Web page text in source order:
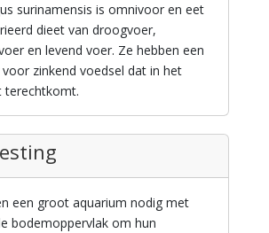
surinamensis is omnivoor en eet
dieet van droogvoer,
en levend voer. Ze hebben een
zinkend voedsel dat in het
terechtkomt.
een groot aquarium nodig met
bodemoppervlak om hun